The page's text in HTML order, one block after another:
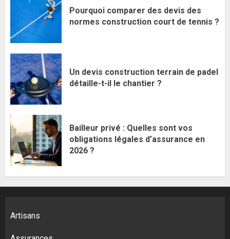
Pourquoi comparer des devis des
normes construction court de tennis ?
Un devis construction terrain de padel
détaille-t-il le chantier ?
Bailleur privé : Quelles sont vos
obligations légales d’assurance en
2026 ?
Artisans